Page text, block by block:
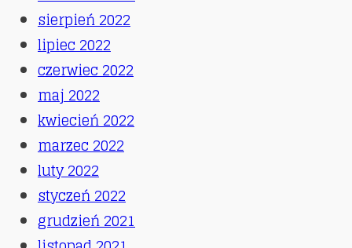
sierpień 2022
lipiec 2022
czerwiec 2022
maj 2022
kwiecień 2022
marzec 2022
luty 2022
styczeń 2022
grudzień 2021